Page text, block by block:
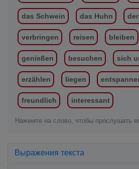
das Schwein das Huhn
verbringen reisen bleiben
genießen besuchen sich
erzählen liegen
freundlich interessant
Нажмите на слово, чтобы прослушать
Выражения текста